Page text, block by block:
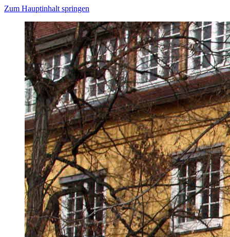
Zum Hauptinhalt springen